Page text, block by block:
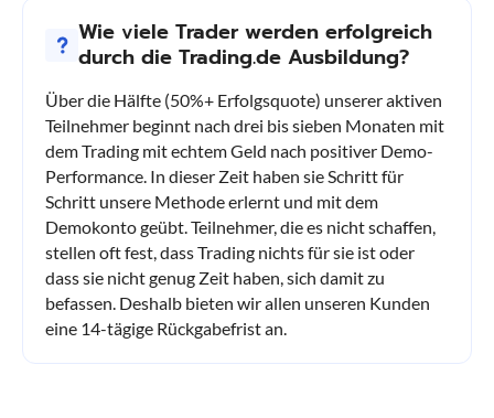
Wie viele Trader werden erfolgreich
durch die Trading.de Ausbildung?
Über die Hälfte (50%+ Erfolgsquote) unserer aktiven
Teilnehmer beginnt nach drei bis sieben Monaten mit
dem Trading mit echtem Geld nach positiver Demo-
Performance. In dieser Zeit haben sie Schritt für
Schritt unsere Methode erlernt und mit dem
Demokonto geübt. Teilnehmer, die es nicht schaffen,
stellen oft fest, dass Trading nichts für sie ist oder
dass sie nicht genug Zeit haben, sich damit zu
befassen. Deshalb bieten wir allen unseren Kunden
eine 14-tägige Rückgabefrist an.